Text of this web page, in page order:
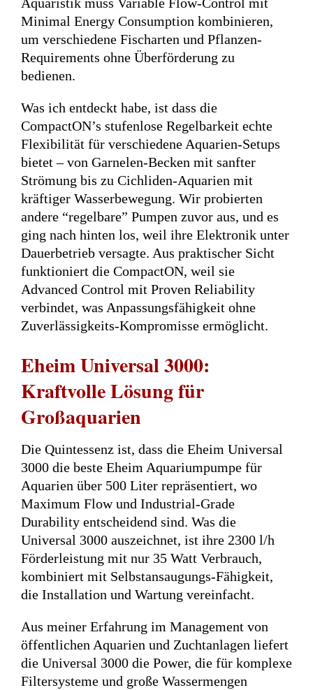
Minimal Energy Consumption kombinieren,
um verschiedene Fischarten und Pflanzen-
Requirements ohne Überförderung zu
bedienen.
Was ich entdeckt habe, ist dass die
CompactON’s stufenlose Regelbarkeit echte
Flexibilität für verschiedene Aquarien-Setups
bietet – von Garnelen-Becken mit sanfter
Strömung bis zu Cichliden-Aquarien mit
kräftiger Wasserbewegung. Wir probierten
andere “regelbare” Pumpen zuvor aus, und es
ging nach hinten los, weil ihre Elektronik unter
Dauerbetrieb versagte. Aus praktischer Sicht
funktioniert die CompactON, weil sie
Advanced Control mit Proven Reliability
verbindet, was Anpassungsfähigkeit ohne
Zuverlässigkeits-Kompromisse ermöglicht.
Eheim Universal 3000:
Kraftvolle Lösung für
Großaquarien
Die Quintessenz ist, dass die Eheim Universal
3000 die beste Eheim Aquariumpumpe für
Aquarien über 500 Liter repräsentiert, wo
Maximum Flow und Industrial-Grade
Durability entscheidend sind. Was die
Universal 3000 auszeichnet, ist ihre 2300 l/h
Förderleistung mit nur 35 Watt Verbrauch,
kombiniert mit Selbstansaugungs-Fähigkeit,
die Installation und Wartung vereinfacht.
Aus meiner Erfahrung im Management von
öffentlichen Aquarien und Zuchtanlagen liefert
die Universal 3000 die Power, die für komplexe
Filtersysteme und große Wassermengen